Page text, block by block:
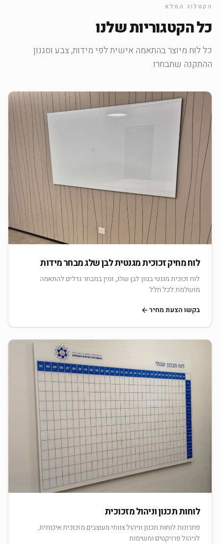
הקטלוג המלא
כל הקטגוריות שלנו
כל לוח מיוצר בהתאמה אישית לפי מידות, צבע וסגנון
ההתקנה שתבחרו.
לוח מחיק זכוכית מגנטית לבן שלג מבחר מידות
לוח זכוכית מגנטי בגוון לבן שלג, זמין במבחר גדלים להתאמה
מושלמת לכל חלל
בקשו הצעת מחיר
לוחות תכנון וניהול מזכוכית
פתרונות לוחות תכנון וניהול צוותי מעוצבים מזכוכית איכותית,
לניהול פרויקטים ומשימות